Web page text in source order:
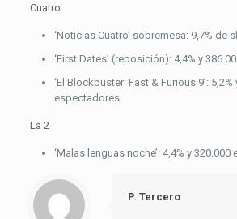
Cuatro
‘Noticias Cuatro’ sobremesa: 9,7% de
‘First Dates’ (reposición): 4,4% y
‘El Blockbuster: Fast & Furious 9’: 5,2%
espectadores
La 2
‘Malas lenguas noche’: 4,4% y
P. Tercero